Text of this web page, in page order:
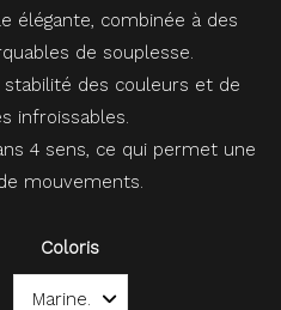
élégante, combinée à des
de souplesse.
stabilité des couleurs et de
infroissables.
4 sens, ce qui permet une
mouvements.
Coloris